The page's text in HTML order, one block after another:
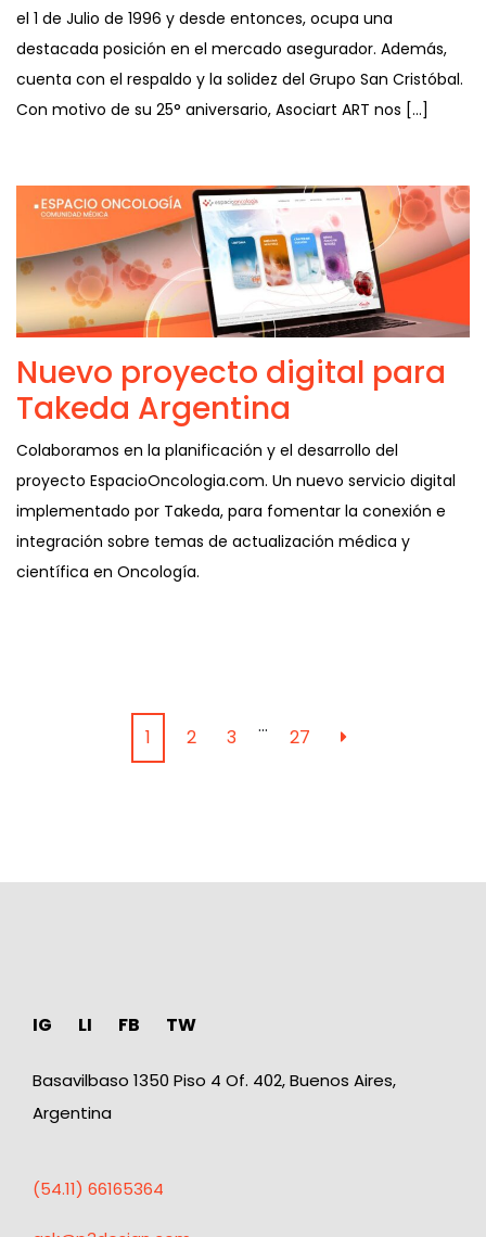
el 1 de Julio de 1996 y desde entonces, ocupa una
destacada posición en el mercado asegurador. Además,
cuenta con el respaldo y la solidez del Grupo San Cristóbal.
Con motivo de su 25° aniversario, Asociart ART nos […]
Nuevo proyecto digital para
Takeda Argentina
Colaboramos en la planificación y el desarrollo del
proyecto EspacioOncologia.com. Un nuevo servicio digital
implementado por Takeda, para fomentar la conexión e
integración sobre temas de actualización médica y
científica en Oncología.
1 2 3 … 27
IG LI FB TW
Basavilbaso 1350 Piso 4 Of. 402, Buenos Aires,
Argentina
(54.11) 66165364